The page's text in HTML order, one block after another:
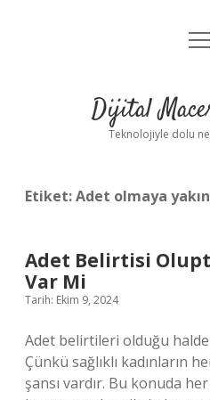
Yasal
Dijital
Teknolojiyle dolu
Etiket:Adet olmaya
Adet Belirtisi
Var Mi
Tarih: Ekim 9, 2024
Adet belirtileri olduğu halde
Çünkü sağlıklı kadınların
şansı vardır. Bu konuda